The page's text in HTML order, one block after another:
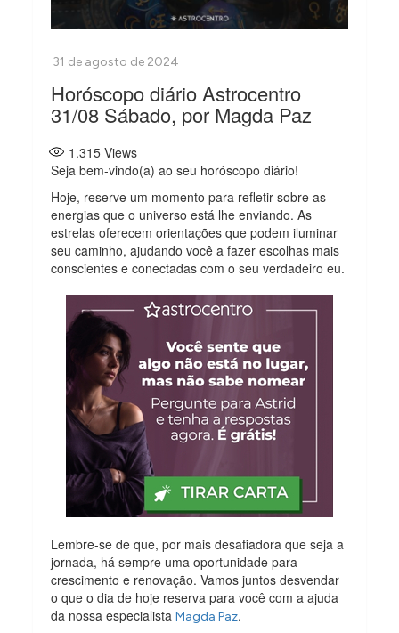
Horóscopo diário Astrocentro
31/08 Sábado, por Magda Paz
1.315 Views
Seja bem-vindo(a) ao seu horóscopo diário!
Hoje, reserve um momento para refletir sobre as
energias que o universo está lhe enviando. As
estrelas oferecem orientações que podem iluminar
seu caminho, ajudando você a fazer escolhas mais
conscientes e conectadas com o seu verdadeiro eu.
Lembre-se de que, por mais desafiadora que seja a
jornada, há sempre uma oportunidade para
crescimento e renovação. Vamos juntos desvendar
o que o dia de hoje reserva para você com a ajuda
da nossa especialistaMagda Paz.